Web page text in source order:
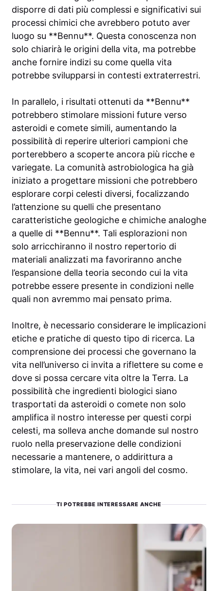
disporre di dati più complessi e significativi sui
processi chimici che avrebbero potuto aver
luogo su **Bennu**. Questa conoscenza non
solo chiarirà le origini della vita, ma potrebbe
anche fornire indizi su come quella vita
potrebbe svilupparsi in contesti extraterrestri.
In parallelo, i risultati ottenuti da **Bennu**
potrebbero stimolare missioni future verso
asteroidi e comete simili, aumentando la
possibilità di reperire ulteriori campioni che
porterebbero a scoperte ancora più ricche e
variegate. La comunità astrobiologica ha già
iniziato a progettare missioni che potrebbero
esplorare corpi celesti diversi, focalizzando
l’attenzione su quelli che presentano
caratteristiche geologiche e chimiche analoghe
a quelle di **Bennu**. Tali esplorazioni non
solo arricchiranno il nostro repertorio di
materiali analizzati ma favoriranno anche
l’espansione della teoria secondo cui la vita
potrebbe essere presente in condizioni nelle
quali non avremmo mai pensato prima.
Inoltre, è necessario considerare le implicazioni
etiche e pratiche di questo tipo di ricerca. La
comprensione dei processi che governano la
vita nell’universo ci invita a riflettere su come e
dove si possa cercare vita oltre la Terra. La
possibilità che ingredienti biologici siano
trasportati da asteroidi o comete non solo
amplifica il nostro interesse per questi corpi
celesti, ma solleva anche domande sul nostro
ruolo nella preservazione delle condizioni
necessarie a mantenere, o addirittura a
stimolare, la vita, nei vari angoli del cosmo.
TI POTREBBE INTERESSARE ANCHE